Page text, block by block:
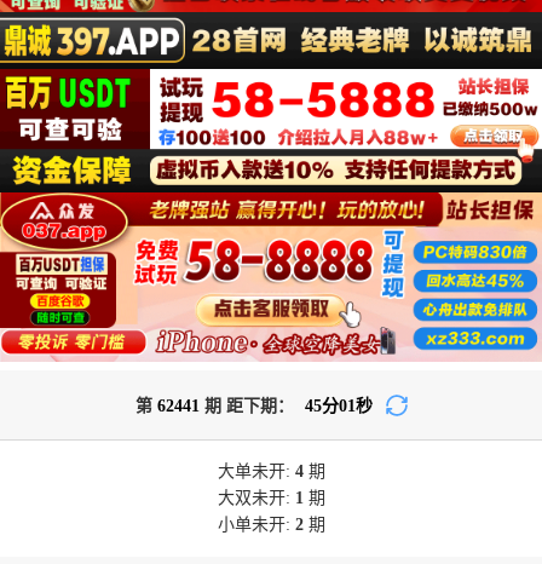
第 62441期 距下期： 45分01秒
大单未开: 4期
大双未开: 1期
小单未开: 2期